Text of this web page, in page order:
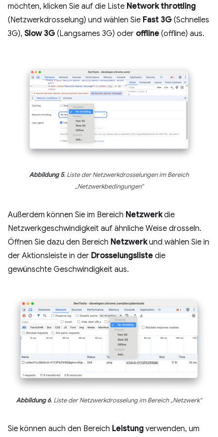
möchten, klicken Sie auf die Liste Network throttling
(Netzwerkdrosselung) und wählen Sie Fast 3G (Schnelles
3G), Slow 3G (Langsames 3G) oder offline (offline) aus.
Abbildung 5. Liste der Netzwerkdrosselungen im Bereich
„Netzwerkbedingungen“
Außerdem können Sie im Bereich Netzwerkdie
Netzwerkgeschwindigkeit auf ähnliche Weise drosseln.
Öffnen Sie dazu den Bereich Netzwerkund wählen Sie in
der Aktionsleiste in der Drosselungsliste die
gewünschte Geschwindigkeit aus.
Abbildung 6. Liste der Netzwerkdrosselung im Bereich „Netzwerk“
Sie können auch den Bereich Leistung verwenden, um